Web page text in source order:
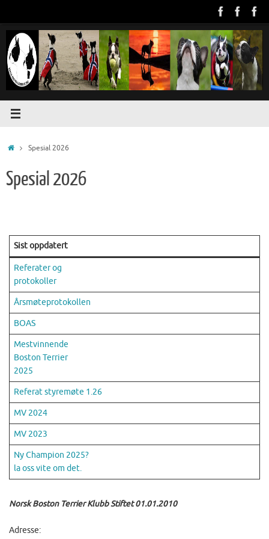
content
HomeSpesial 2026
Spesial 2026
Sist oppdatert
Referater og
protokoller
Årsmøteprotokollen
BOAS
Mestvinnende
Boston Terrier
2025
Referat styremøte 1.26
MV 2024
MV 2023
Ny Champion 2025?
la oss vite om det.
Norsk Boston Terrier Klubb Stiftet 01.01.2010
Adresse: